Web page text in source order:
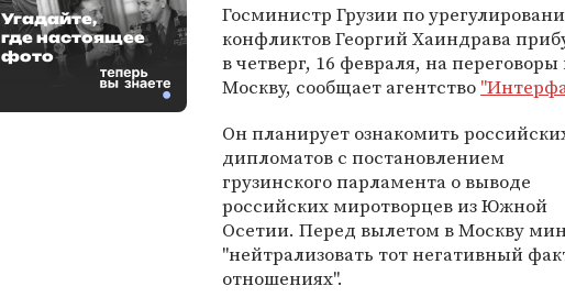
Госминистр Грузии по
конфликтов Георгий Хаиндрава
в четверг, 16 февраля, на переговоры
Москву, сообщает агентство
Он планирует ознакомить
дипломатов с постановлением
грузинского парламента о выводе
российских миротворцев из Южной
Осетии. Перед вылетом в Москву
"нейтрализовать тот негативный
отношениях".
Угадайте,
где настоящее
фото